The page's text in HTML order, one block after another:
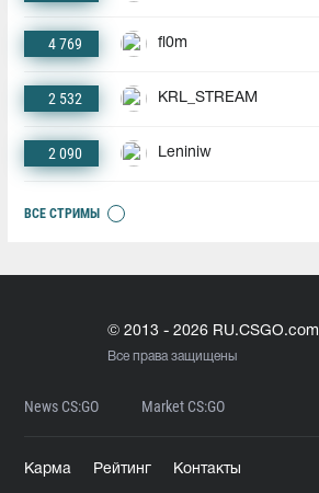
4 769 fl0m
2 532 KRL_STREAM
2 090 Leniniw
ВСЕ СТРИМЫ
© 2013 - 2026 RU.CSGO.com
Все права защищены
News CS:GO Market CS:GO
Карма Рейтинг Контакты